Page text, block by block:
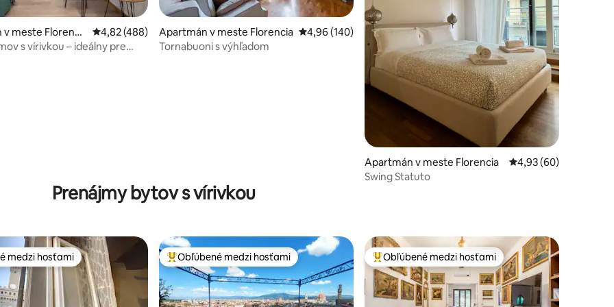
z 5, počet hodnotení: 145
meste Florenci Priemerné ohodnotenie 4,82 z 5, počet hodnotení: 488
4,82 (488)
s vírivkou – ideálny pre
Apartmán v meste Florencia Priemerné ohodnotenie 4,96 z 5, počet hodnotení: 140
4,96 (140)
Tornabuoni s výhľadom
Apartmán v meste Florencia Priemerné
4,93 (60)
Swing Statuto
Prenájmy bytov s vírivkou
medzi hosťami
medzi hosťami Najobľúbenejšie medzi hosťami
Obľúbené medzi hosťami Najobľúbenejšie medzi hosťami
Obľúbené medzi hosťami